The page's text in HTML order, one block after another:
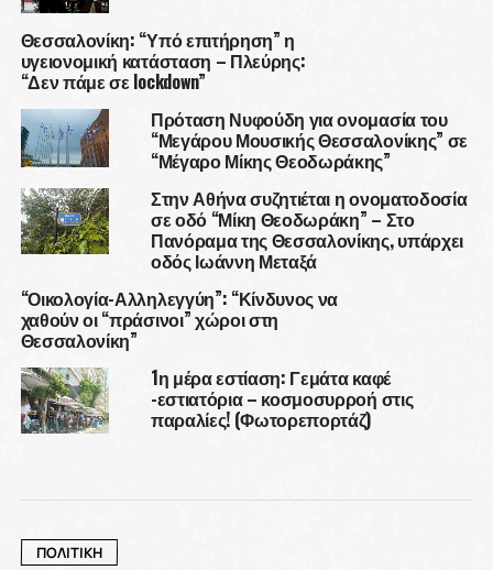
Θεσσαλονίκη: “Υπό επιτήρηση” η
υγειονομική κατάσταση – Πλεύρης:
“Δεν πάμε σε lockdown”
Πρόταση Νυφούδη για ονομασία του
“Μεγάρου Μουσικής Θεσσαλονίκης” σε
“Μέγαρο Μίκης Θεοδωράκης”
Στην Αθήνα συζητιέται η ονοματοδοσία
σε οδό “Μίκη Θεοδωράκη” – Στο
Πανόραμα της Θεσσαλονίκης, υπάρχει
οδός Ιωάννη Μεταξά
“Οικολογία-Αλληλεγγύη”: “Κίνδυνος να
χαθούν οι “πράσινοι” χώροι στη
Θεσσαλονίκη”
1η μέρα εστίαση: Γεμάτα καφέ
-εστιατόρια – κοσμοσυρροή στις
παραλίες! (Φωτορεπορτάζ)
ΠΟΛΙΤΙΚΗ